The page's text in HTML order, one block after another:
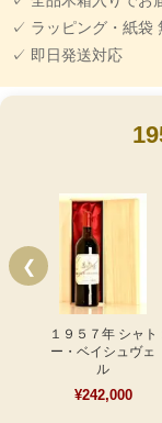
✓ ラッピング・紙袋
✓ 即日発送対応
❮
１９５７年 シャト
ー・ベイシュヴェ
ル
¥242,000